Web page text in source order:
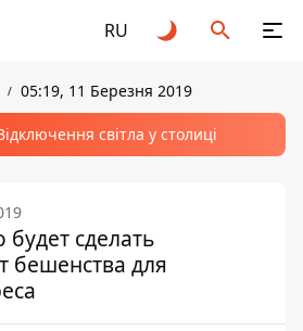
RU
05:19, 11 Березня 2019
світла у столиці
сделать
бешенства для